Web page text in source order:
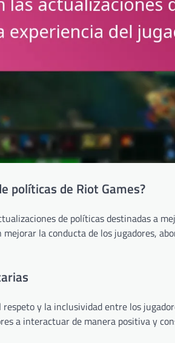
políticas de Riot Games?
de políticas destinadas a
la conducta de los jugadores,
y la inclusividad entre los
a interactuar de manera positiva y